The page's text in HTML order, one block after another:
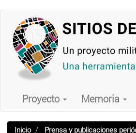
contenido
principal
Main
navigation
Proyecto Memoria
Inicio Prensa y publicaciones